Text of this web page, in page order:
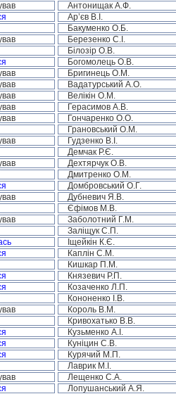
Антонищак А.Ф.
Ар’єв В.І.
Бакуменко О.Б.
Березенко С.І.
Білозір О.В.
Богомолець О.В.
Бригинець О.М.
Вадатурський А.О.
Велікін О.М.
Герасимов А.В.
Гончаренко О.О.
Грановський О.М.
Гудзенко В.І.
Демчак Р.Є.
Дехтярчук О.В.
Дмитренко О.М.
Домбровський О.Г.
Дубневич Я.В.
Єфімов М.В.
Заболотний Г.М.
Заліщук С.П.
Іщейкін К.Є.
Каплін С.М.
Кишкар П.М.
Князевич Р.П.
Козаченко Л.П.
Кононенко І.В.
Король В.М.
Кривохатько В.В.
Кузьменко А.І.
Куніцин С.В.
Курячий М.П.
Лаврик М.І.
Лещенко С.А.
Лопушанський А.Я.